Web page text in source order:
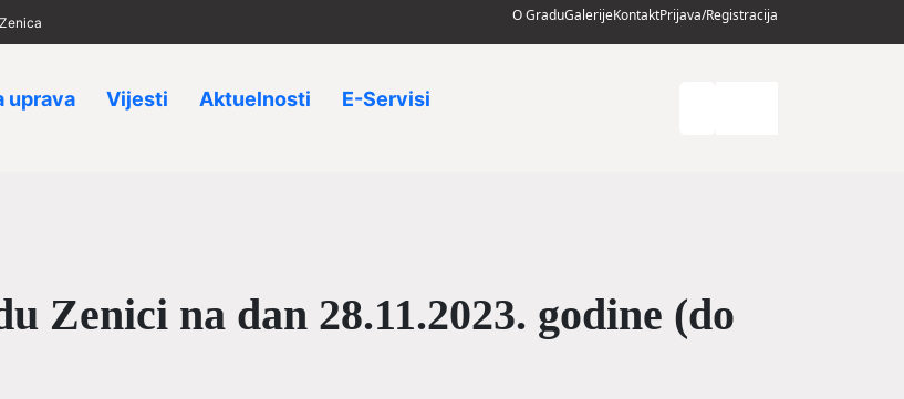
O GraduGalerijeKontaktPrijava/Registracija
uprava Vijesti Aktuelnosti E-Servisi
Zenici na dan 28.11.2023. godine (do